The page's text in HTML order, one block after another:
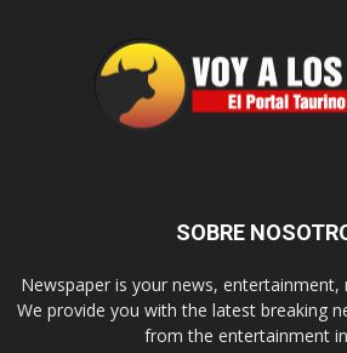
SOBRE
Newspaper is your news, entertainment,
We provide you with the latest breaking
from the entertainment